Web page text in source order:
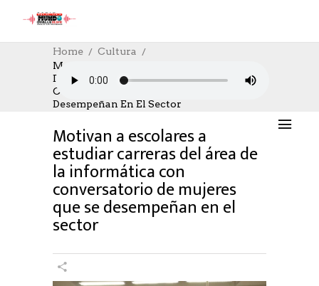
Home
Cultura
Motivan A Escolares A Estudiar Carreras
Del Área De La Informática Con
Conversatorio De Mujeres Que Se
Desempeñan En El Sector
CULTURA,CULTURE
03/09/2024
AUTHOR: HECTOR
0 COMMENTS
Motivan a escolares a
estudiar carreras del área de
la informática con
conversatorio de mujeres
que se desempeñan en el
sector